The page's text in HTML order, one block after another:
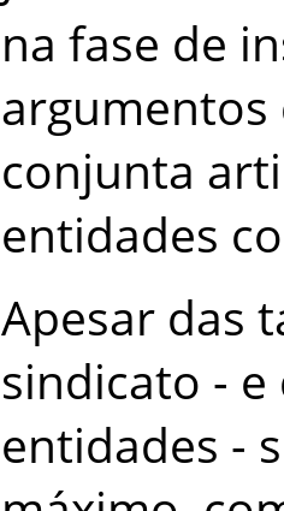
na fase de
argumentos
conjunta
entidades
Apesar das
sindicato -
entidades -